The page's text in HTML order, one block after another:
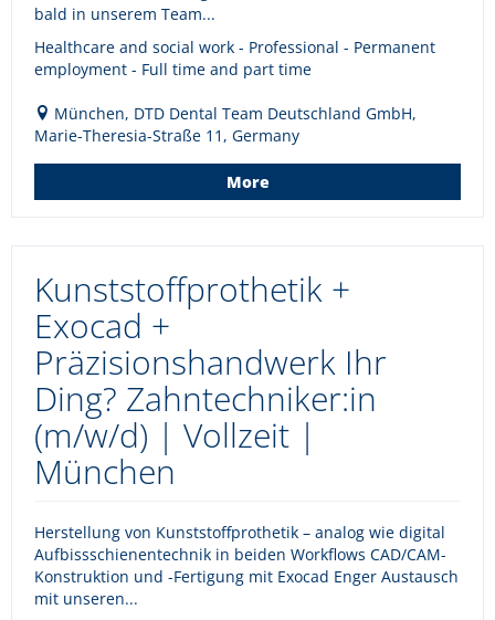
bald in unserem Team...
Healthcare and social work - Professional - Permanent
employment - Full time and part time
München, DTD Dental Team Deutschland GmbH,
Marie-Theresia-Straße 11, Germany
More
Kunststoffprothetik +
Exocad +
Präzisionshandwerk Ihr
Ding? Zahntechniker:in
(m/w/d) | Vollzeit |
München
Herstellung von Kunststoffprothetik – analog wie digital
Aufbissschienentechnik in beiden Workflows CAD/CAM-
Konstruktion und -Fertigung mit Exocad Enger Austausch
mit unseren...